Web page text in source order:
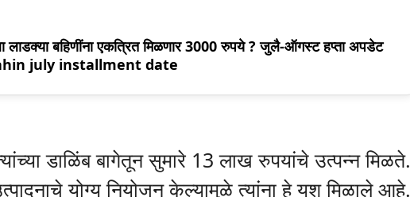
लाडक्या बहिणींना एकत्रित मिळणार 3000 रुपये ? जुलै-ऑगस्ट हप्ता अपडेट
july installment date
डाळिंब बागेतून सुमारे 13 लाख रुपयांचे उत्पन्न मिळते.
योग्य नियोजन केल्यामुळे त्यांना हे यश मिळाले आहे.